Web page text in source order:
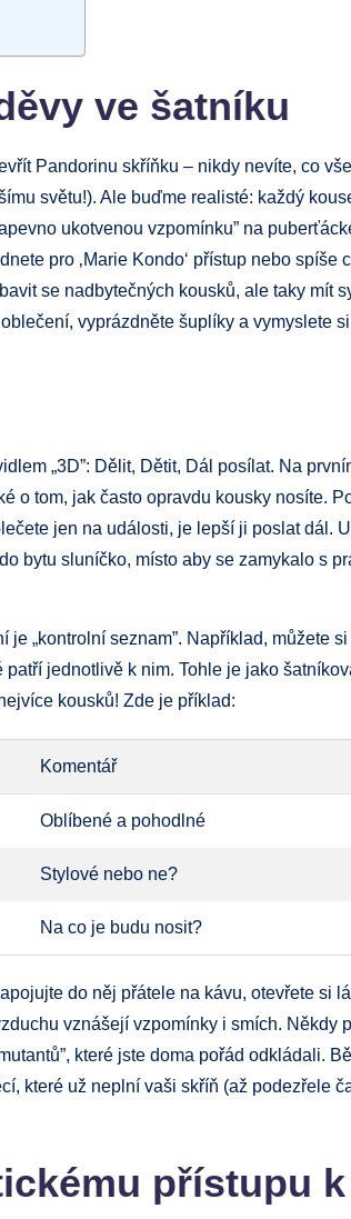
ve šatníku
Pandorinu skříňku – nikdy nevíte, co
světu!). Ale buďme realisté: každý
ukotvenou vzpomínku” na
pro ‚Marie Kondo‘ přístup nebo spíše
se nadbytečných kousků, ale taky mít
vyprázdněte šuplíky a vymyslete
„3D”: Dělit, Dětit, Dál posílat. Na
o tom, jak často opravdu kousky nosíte.
jen na události, je lepší ji poslat dál.
bytu sluníčko, místo aby se zamykalo s
„kontrolní seznam”. Například, můžete
jednotlivě k nim. Tohle je jako
kousků! Zde je příklad:
Komentář
Oblíbené a pohodlné
Stylové nebo ne?
Na co je budu nosit?
do něj přátele na kávu, otevřete si
vznášejí vzpomínky i smích. Někdy
které jste doma pořád odkládali.
které už neplní vaši skříň (až podezřele
přístupu